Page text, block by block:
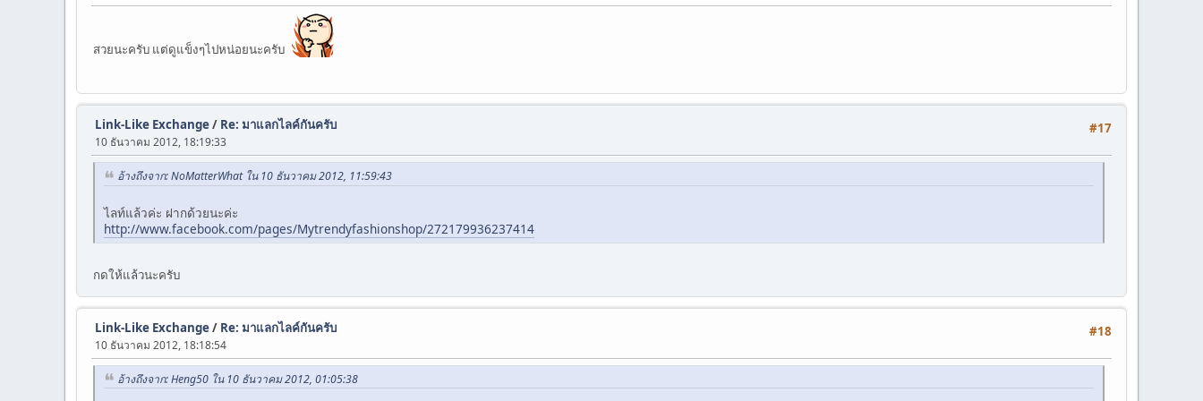
สวยนะครับ แต่ดูแข็งๆไปหน่อยนะครับ
#17
Link-Like Exchange/ Re: มาแลกไลค์กันครับ
10 ธันวาคม 2012, 18:19:33
อ้างถึงจาก: NoMatterWhat ใน 10 ธันวาคม 2012, 11:59:43
ไลท์แล้วค่ะ ฝากด้วยนะค่ะ
http://www.facebook.com/pages/Mytrendyfashionshop/272179936237414
กดให้แล้วนะครับ
#18
Link-Like Exchange/ Re: มาแลกไลค์กันครับ
10 ธันวาคม 2012, 18:18:54
อ้างถึงจาก: Heng50 ใน 10 ธันวาคม 2012, 01:05:38